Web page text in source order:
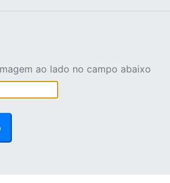
ao lado no campo abaixo